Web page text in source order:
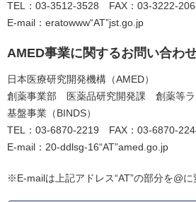
TEL：03-3512-3528 FAX：03-3222-
E-mail：eratowww“AT”jst.go.jp
AMED事業に関するお問い合わ
日本医療研究開発機構（AMED）
創薬事業部 医薬品研究開発課 創薬等ラ
基盤事業（BINDS）
TEL：03-6870-2219 FAX：03-6870-
E-mail：20-ddlsg-16“AT”amed.go.jp
※E-mailは上記アドレス“AT”の部分を@に